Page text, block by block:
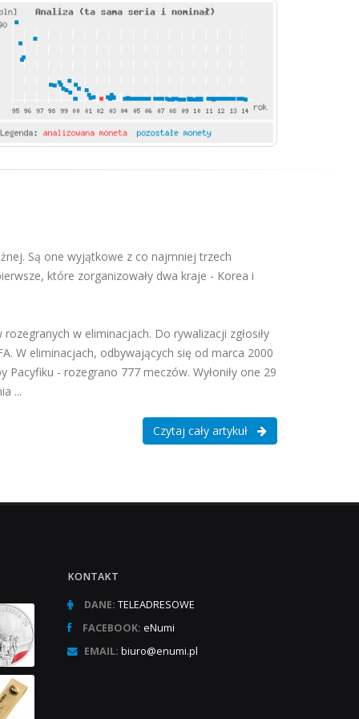
Są one wyjątkowe z co najmniej trzech
które zorganizowały dwa kraje - Korea i
w eliminacjach. Do rywalizacji zgłosiły
W eliminacjach, odbywających się od marca 2000
- rozegrano 777 meczów. Wyłoniły one 29
...
Czytaj cały artykuł
KONTAKT
DANE: TELEADRESOWE
FACEBOOK: eNumi
EMAIL: biuro@enumi.pl